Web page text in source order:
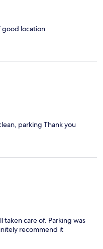
good location
parking Thank you
taken care of. Parking was
recommend it